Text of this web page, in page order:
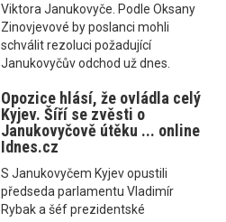
Viktora Janukovyče. Podle Oksany
Zinovjevové by poslanci mohli
schválit rezoluci požadující
Janukovyčův odchod už dnes.
Opozice hlásí, že ovládla celý
Kyjev. Šíří se zvěsti o
Janukovyčově útěku ... online
Idnes.cz
S Janukovyčem Kyjev opustili
předseda parlamentu Vladimír
Rybak a šéf prezidentské